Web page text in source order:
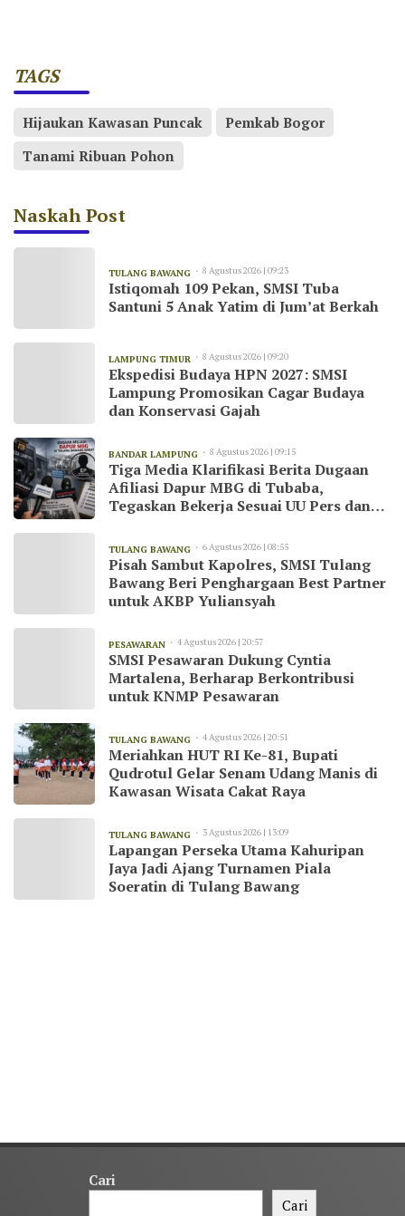
TAGS
Hijaukan Kawasan Puncak
Pemkab Bogor
Tanami Ribuan Pohon
Naskah Post
TULANG BAWANG 8 Agustus 2026 | 09:23
Istiqomah 109 Pekan, SMSI Tuba
Santuni 5 Anak Yatim di Jum’at Berkah
LAMPUNG TIMUR 8 Agustus 2026 | 09:20
Ekspedisi Budaya HPN 2027: SMSI
Lampung Promosikan Cagar Budaya
dan Konservasi Gajah
BANDAR LAMPUNG 8 Agustus 2026 | 09:15
Tiga Media Klarifikasi Berita Dugaan
Afiliasi Dapur MBG di Tubaba,
Tegaskan Bekerja Sesuai UU Pers dan
TULANG BAWANG 6 Agustus 2026 | 08:55
Pisah Sambut Kapolres, SMSI Tulang
Bawang Beri Penghargaan Best Partner
untuk AKBP Yuliansyah
PESAWARAN 4 Agustus 2026 | 20:57
SMSI Pesawaran Dukung Cyntia
Martalena, Berharap Berkontribusi
untuk KNMP Pesawaran
TULANG BAWANG 4 Agustus 2026 | 20:51
Meriahkan HUT RI Ke-81, Bupati
Qudrotul Gelar Senam Udang Manis di
Kawasan Wisata Cakat Raya
TULANG BAWANG 3 Agustus 2026 | 13:09
Lapangan Perseka Utama Kahuripan
Jaya Jadi Ajang Turnamen Piala
Soeratin di Tulang Bawang
Cari
Cari